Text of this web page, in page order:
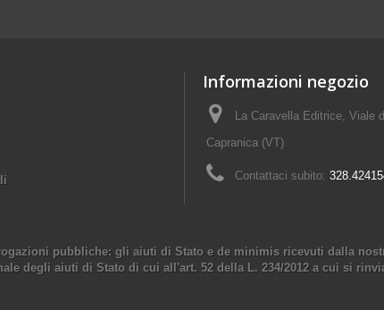
Informazioni negozio
La Caravella Editrice, Viale
Capranica (VT)
Contattaci subito:
pubbliche: gli aiuti di Stato e de minimis ricevuti dalla
degli aiuti di Stato di cui all'art. 52 della L. 234/2012 a cui si